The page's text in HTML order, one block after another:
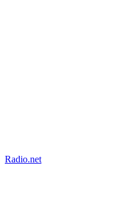
Radio.net